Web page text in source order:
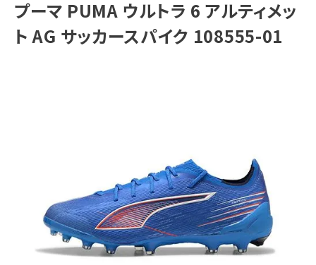
ようこそ ゲスト 様
SALE品はこちら
INFORMATIOM
プーマ PUMA ウルトラ 6 アルティメッ
ト AG サッカースパイク 108555-01